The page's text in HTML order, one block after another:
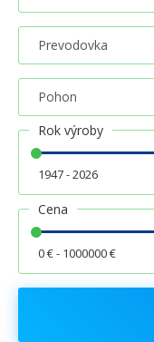
Rok výroby
1947 - 2026
Cena
0 € - 1000000 €